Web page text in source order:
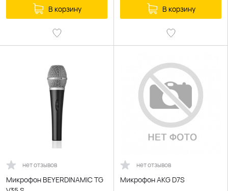
В корзину В корзину
нет отзывов
Микрофон BEYERDINAMIC TG
нет отзывов
Микрофон AKG D7S